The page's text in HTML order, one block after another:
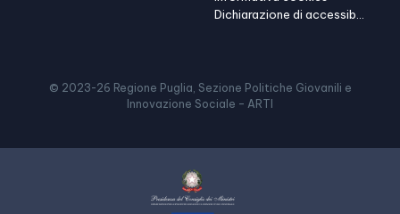
© 2023-26 Regione Puglia, Sezione Politiche Giovanili e
Innovazione Sociale – ARTI